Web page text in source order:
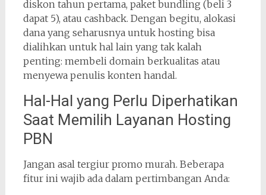
diskon tahun pertama, paket bundling (beli 3
dapat 5), atau cashback. Dengan begitu, alokasi
dana yang seharusnya untuk hosting bisa
dialihkan untuk hal lain yang tak kalah
penting: membeli domain berkualitas atau
menyewa penulis konten handal.
Hal-Hal yang Perlu Diperhatikan
Saat Memilih Layanan Hosting
PBN
Jangan asal tergiur promo murah. Beberapa
fitur ini wajib ada dalam pertimbangan Anda: